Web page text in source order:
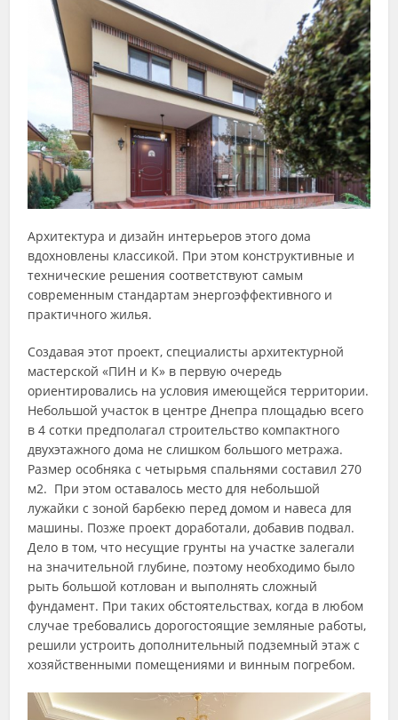
Архитектура и дизайн интерьеров этого дома
вдохновлены классикой. При этом конструктивные и
технические решения соответствуют самым
современным стандартам энергоэффективного и
практичного жилья.
Создавая этот проект, специалисты архитектурной
мастерской «ПИН и К» в первую очередь
ориентировались на условия имеющейся территории.
Небольшой участок в центре Днепра площадью всего
в 4 сотки предполагал строительство компактного
двухэтажного дома не слишком большого метража.
Размер особняка с четырьмя спальнями составил 270
м2. При этом оставалось место для небольшой
лужайки с зоной барбекю перед домом и навеса для
машины. Позже проект доработали, добавив подвал.
Дело в том, что несущие грунты на участке залегали
на значительной глубине, поэтому необходимо было
рыть большой котлован и выполнять сложный
фундамент. При таких обстоятельствах, когда в любом
случае требовались дорогостоящие земляные работы,
решили устроить дополнительный подземный этаж с
хозяйственными помещениями и винным погребом.